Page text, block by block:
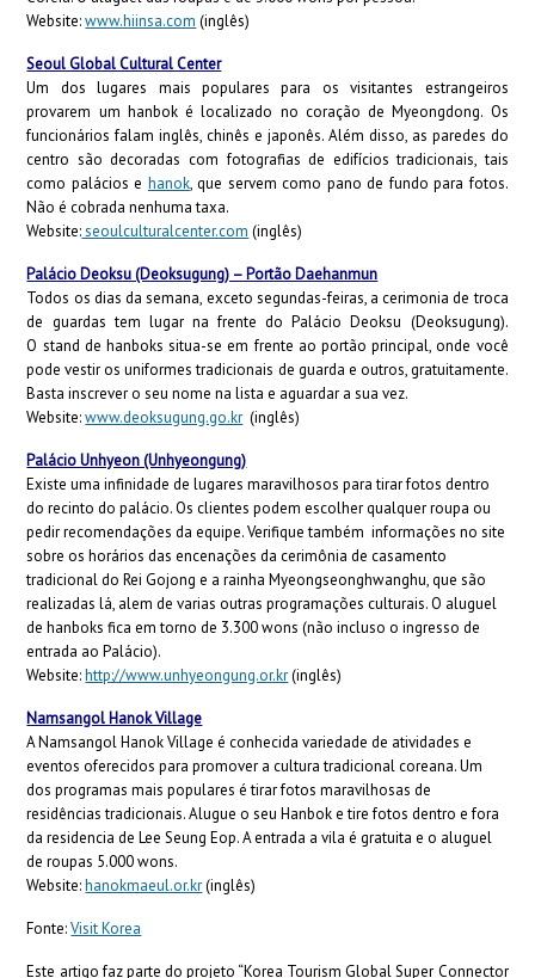
Website: www.hiinsa.com (inglês)
Seoul Global Cultural Center
Um dos lugares mais populares para os visitantes estrangeiros
provarem um hanbok é localizado no coração de Myeongdong. Os
funcionários falam inglês, chinês e japonês. Além disso, as paredes do
centro são decoradas com fotografias de edifícios tradicionais, tais
como palácios e hanok, que servem como pano de fundo para fotos.
Não é cobrada nenhuma taxa.
Website:seoulculturalcenter.com (inglês)
Palácio Deoksu (Deoksugung) – Portão Daehanmun
Todos os dias da semana, exceto segundas-feiras, a cerimonia de troca
de guardas tem lugar na frente do Palácio Deoksu (Deoksugung).
O stand de hanboks situa-se em frente ao portão principal, onde você
pode vestir os uniformes tradicionais de guarda e outros, gratuitamente.
Basta inscrever o seu nome na lista e aguardar a sua vez.
Website:www.deoksugung.go.kr (inglês)
Palácio Unhyeon (Unhyeongung)
Existe uma infinidade de lugares maravilhosos para tirar fotos dentro
do recinto do palácio. Os clientes podem escolher qualquer roupa ou
pedir recomendações da equipe. Verifique também informações no site
sobre os horários das encenações da cerimônia de casamento
tradicional do Rei Gojong e a rainha Myeongseonghwanghu, que são
realizadas lá, alem de varias outras programações culturais. O aluguel
de hanboks fica em torno de 3.300 wons (não incluso o ingresso de
entrada ao Palácio).
Website: http://www.unhyeongung.or.kr (inglês)
Namsangol Hanok Village
A Namsangol Hanok Village é conhecida variedade de atividades e
eventos oferecidos para promover a cultura tradicional coreana. Um
dos programas mais populares é tirar fotos maravilhosas de
residências tradicionais. Alugue o seu Hanbok e tire fotos dentro e fora
da residencia de Lee Seung Eop. A entrada a vila é gratuita e o aluguel
de roupas 5.000 wons.
Website:hanokmaeul.or.kr (inglês)
Fonte: Visit Korea
Este artigo faz parte do projeto “Korea Tourism Global Super Connector